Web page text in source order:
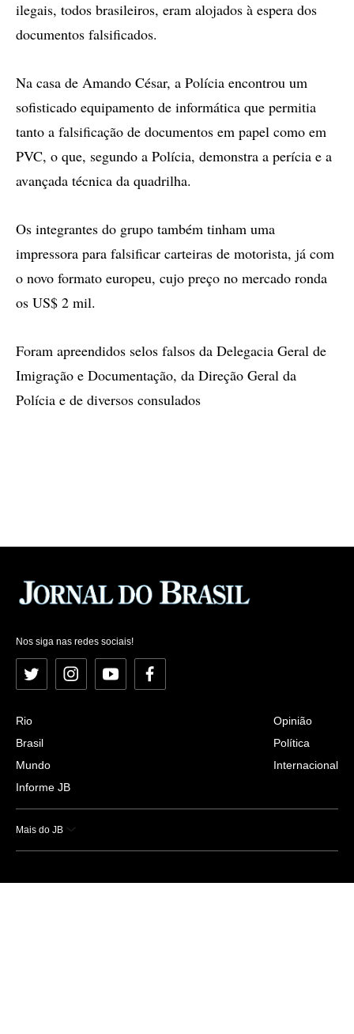
ilegais, todos brasileiros, eram alojados à espera dos
documentos falsificados.
Na casa de Amando César, a Polícia encontrou um
sofisticado equipamento de informática que permitia
tanto a falsificação de documentos em papel como em
PVC, o que, segundo a Polícia, demonstra a perícia e a
avançada técnica da quadrilha.
Os integrantes do grupo também tinham uma
impressora para falsificar carteiras de motorista, já com
o novo formato europeu, cujo preço no mercado ronda
os US$ 2 mil.
Foram apreendidos selos falsos da Delegacia Geral de
Imigração e Documentação, da Direção Geral da
Polícia e de diversos consulados
Nos siga nas redes sociais!
Twitter InstagramYouTubeFacebook
Rio
Brasil
Mundo
Informe JB
Opinião
Política
Internacional
Mais do JB
Esportes